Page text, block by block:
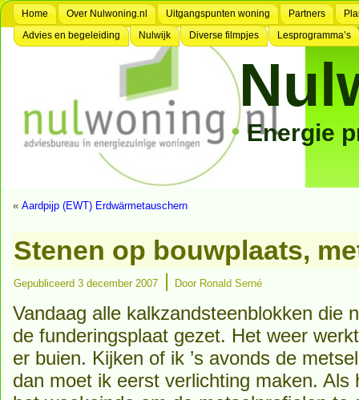
Home Over Nulwoning.nl Uitgangspunten woning Partners
Advies en begeleiding
Nulwijk Diverse filmpjes Lesprogramma’s
Energie
« Aardpijp (EWT) Erdwärmetauschern
Stenen op bouwplaats,
Gepubliceerd 3 december 2007 | Door Ronald Serné
Vandaag alle kalkzandsteenblokken die
de funderingsplaat gezet. Het weer
er buien. Kijken of ik ’s avonds de
dan moet ik eerst verlichting maken.